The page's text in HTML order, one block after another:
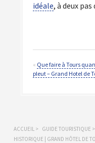
idéale, à deux
« Que faire à Tours
pleut – Grand Hotel de
ACCUEIL > GUIDE TOURISTIQUE >
HISTORIQUE | GRAND HÔTEL DE